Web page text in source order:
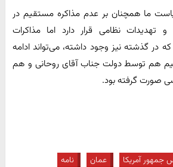
ما همچنان بر عدم مذاکره مستقیم در
تهدیدات نظامی قرار دارد اما مذاکرات
در گذشته نیز وجود داشته، می‌تواند ادامه
هم توسط دولت جناب آقای روحانی و هم
صورت گرفته بود.
جمهور آمریکا عمان نامه